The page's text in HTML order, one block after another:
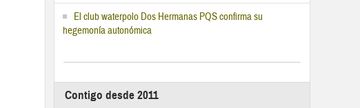
El club waterpolo Dos Hermanas PQS confirma su
hegemonía autonómica
Contigo desde 2011